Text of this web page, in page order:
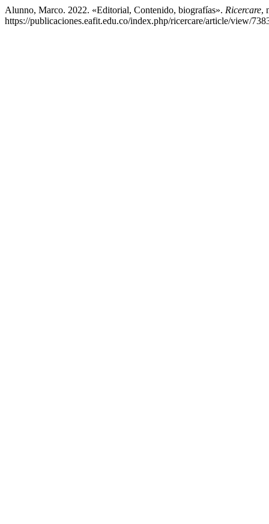
Alunno, Marco. 2022. «Editorial, Contenido, biografías». Ricercare,
https://publicaciones.eafit.edu.co/index.php/ricercare/article/view/